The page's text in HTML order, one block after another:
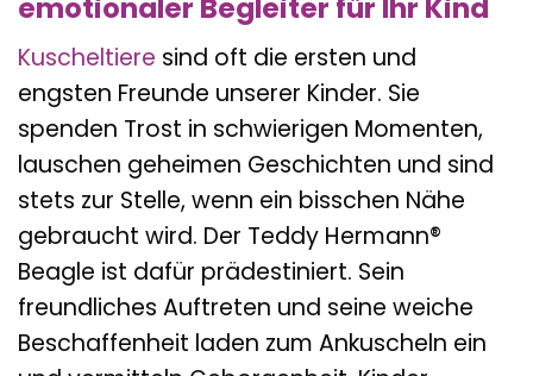
emotionaler Begleiter für Ihr Kind
Kuscheltiere sind oft die ersten und
engsten Freunde unserer Kinder. Sie
spenden Trost in schwierigen Momenten,
lauschen geheimen Geschichten und sind
stets zur Stelle, wenn ein bisschen Nähe
gebraucht wird. Der Teddy Hermann®
Beagle ist dafür prädestiniert. Sein
freundliches Auftreten und seine weiche
Beschaffenheit laden zum Ankuscheln ein